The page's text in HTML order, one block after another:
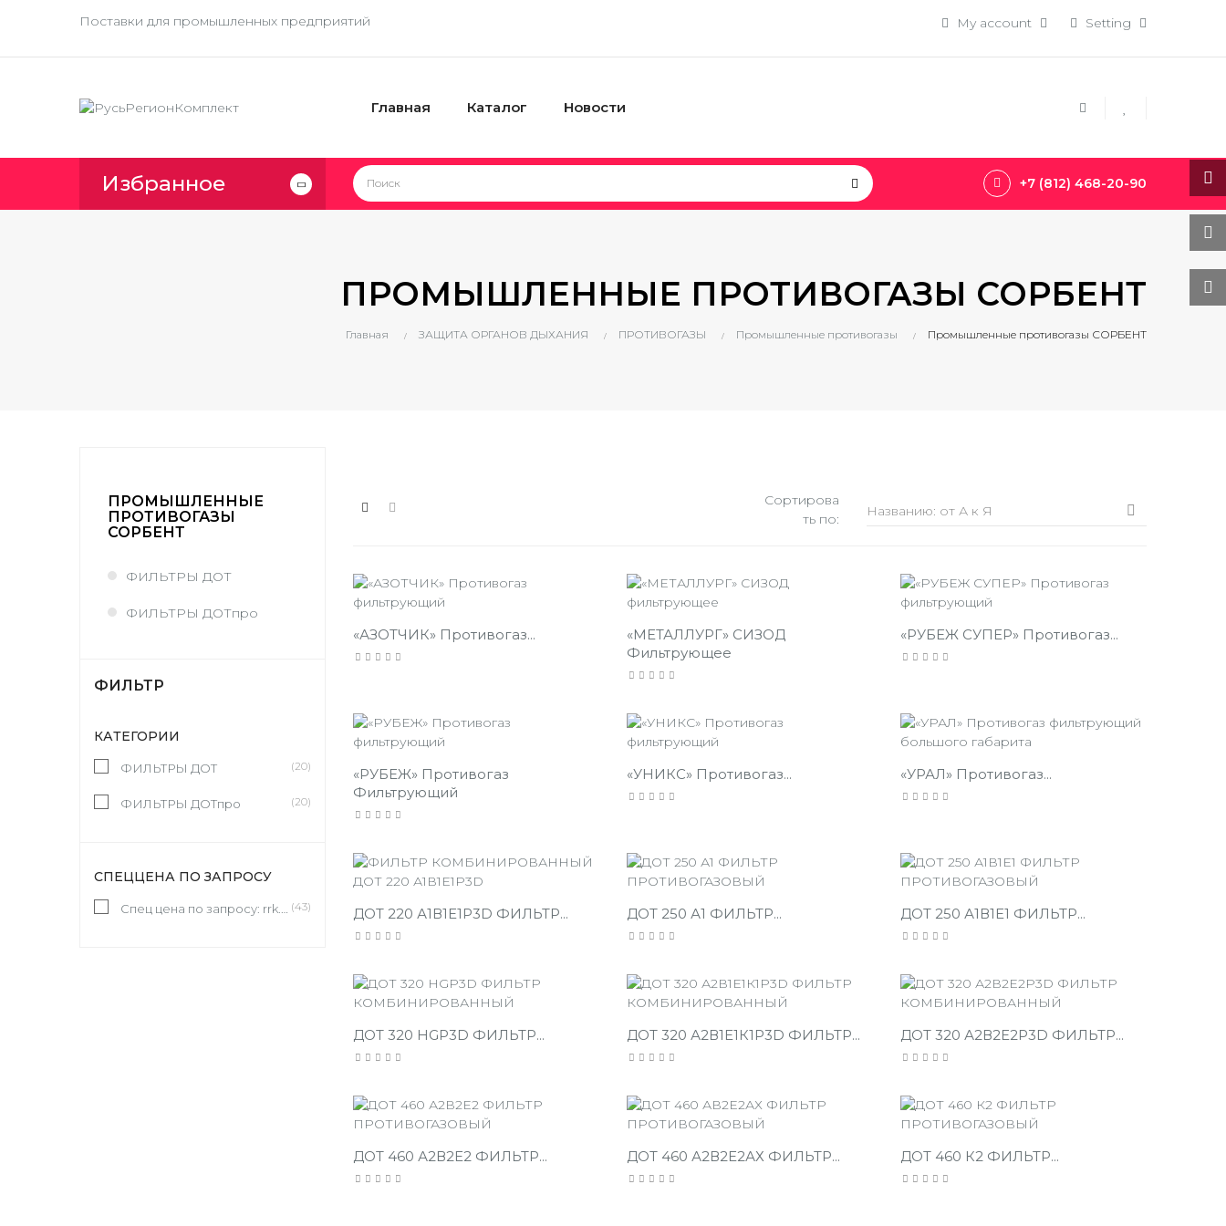
Поставки для промышленных предприятий Setting
My account
Главная Каталог Новости
Избранное +7 (812) 468-20-90
ПРОМЫШЛЕННЫЕ ПРОТИВОГАЗЫ СОРБЕНТ
Главная ЗАЩИТА ОРГАНОВ ДЫХАНИЯ ПРОТИВОГАЗЫ Промышленные противогазы Промышленные противогазы СОРБЕНТ
ПРОМЫШЛЕННЫЕ
ПРОТИВОГАЗЫ
СОРБЕНТ
ФИЛЬТРЫ ДОТ
ФИЛЬТРЫ ДОТпро
ФИЛЬТР
КАТЕГОРИИ
ФИЛЬТРЫ ДОТ (20)
ФИЛЬТРЫ ДОТпро (20)
СПЕЦЦЕНА ПО ЗАПРОСУ
(43)
Сортирова
ть по:
Названию: от А к Я 
«АЗОТЧИК» Противогаз...
«МЕТАЛЛУРГ» СИЗОД
Фильтрующее
«РУБЕЖ СУПЕР» Противогаз...
«РУБЕЖ» Противогаз
Фильтрующий
«УНИКС» Противогаз... «УРАЛ» Противогаз...
ДОТ 220 А1В1Е1Р3D ФИЛЬТР... ДОТ 250 А1 ФИЛЬТР... ДОТ 250 А1В1Е1 ФИЛЬТР...
ДОТ 320 HGP3D ФИЛЬТР... ДОТ 320 А2В1Е1К1P3D ФИЛЬТР... ДОТ 320 А2В2Е2P3D ФИЛЬТР...
ДОТ 460 А2В2Е2 ФИЛЬТР... ДОТ 460 А2В2Е2АХ ФИЛЬТР... ДОТ 460 К2 ФИЛЬТР...